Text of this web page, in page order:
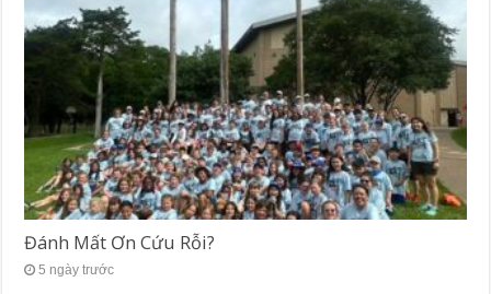
Đánh Mất Ơn Cứu Rỗi?
5 ngày trước